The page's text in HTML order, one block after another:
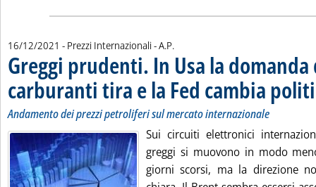
16/12/2021 - Prezzi Internazionali -di:
A.P.
Greggi prudenti. In Usa la domanda
carburanti tira e la Fed cambia
Andamento dei prezzi petroliferi sul mercato internazionale
Sui circuiti elettronici
greggi si muovono in modo
giorni scorsi, ma la direzione